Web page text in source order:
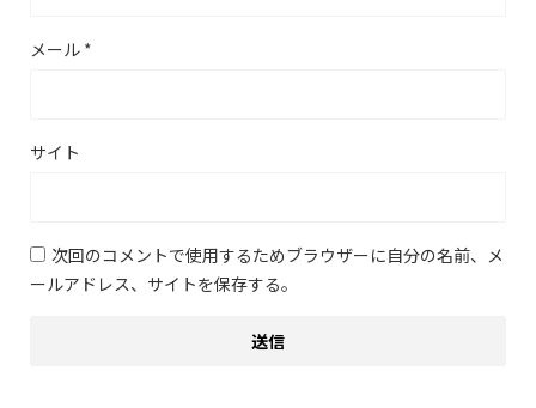
メール *
サイト
次回のコメントで使用するためブラウザーに自分の名前、メ
ールアドレス、サイトを保存する。